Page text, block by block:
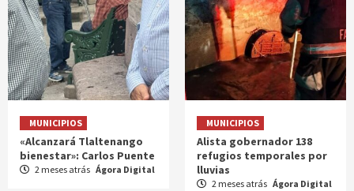
MUNICIPIOS
«Alcanzará Tlaltenango
bienestar»: Carlos Puente
2 meses atrás Ágora Digital
MUNICIPIOS
Alista gobernador 138
refugios temporales por
lluvias
2 meses atrás Ágora Digital